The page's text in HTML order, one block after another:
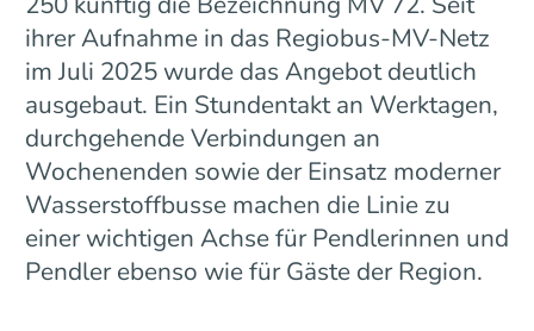
ihrer Aufnahme in das Regiobus-MV-Netz
im Juli 2025 wurde das Angebot deutlich
ausgebaut. Ein Stundentakt an Werktagen,
durchgehende Verbindungen an
Wochenenden sowie der Einsatz moderner
Wasserstoffbusse machen die Linie zu
einer wichtigen Achse für Pendlerinnen und
Pendler ebenso wie für Gäste der Region.